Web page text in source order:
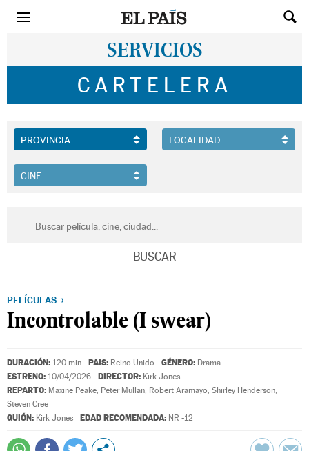
SERVICIOS
CARTELERA
PELÍCULAS
Incontrolable (I swear)
DURACIÓN: 120 min PAIS: Reino Unido GÉNERO: Drama
ESTRENO: 10/04/2026 DIRECTOR: Kirk Jones
REPARTO: Maxine Peake, Peter Mullan, Robert Aramayo, Shirley Henderson,
Steven Cree
GUIÓN: Kirk Jones EDAD RECOMENDADA: NR -12